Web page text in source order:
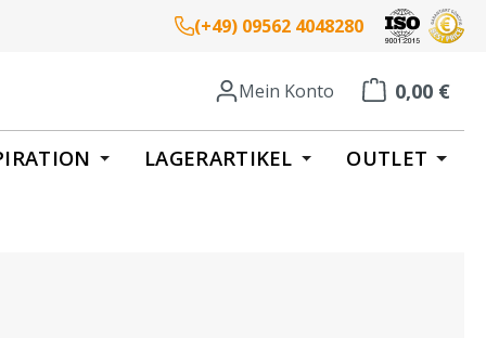
(+49) 09562 4048280
Mein Konto 0,00 €
Warenkorb
LAGERARTIKEL OUTLET